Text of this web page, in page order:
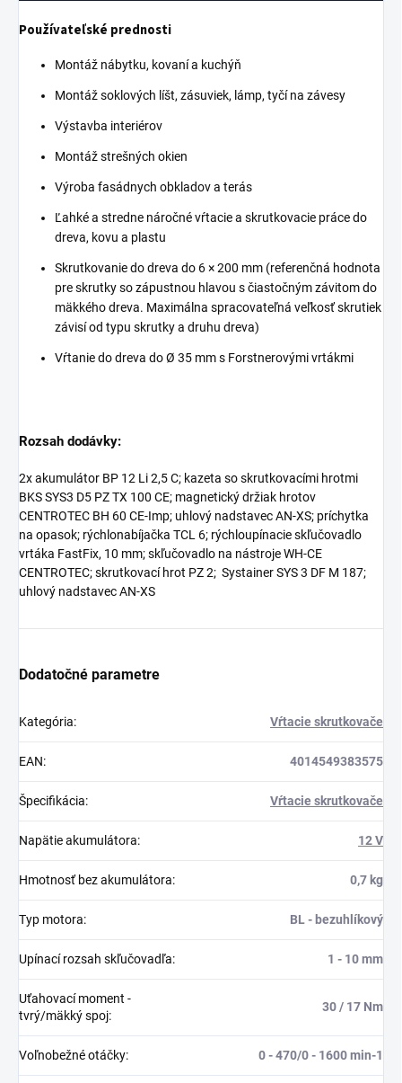
Používateľské prednosti
Montáž nábytku, kovaní a kuchýň
Montáž soklových líšt, zásuviek, lámp, tyčí na závesy
Výstavba interiérov
Montáž strešných okien
Výroba fasádnych obkladov a terás
Ľahké a stredne náročné vŕtacie a skrutkovacie práce do
dreva, kovu a plastu
Skrutkovanie do dreva do 6 × 200 mm (referenčná hodnota
pre skrutky so zápustnou hlavou s čiastočným závitom do
mäkkého dreva. Maximálna spracovateľná veľkosť skrutiek
závisí od typu skrutky a druhu dreva)
Vŕtanie do dreva do Ø 35 mm s Forstnerovými vrtákmi
Rozsah dodávky:
2x akumulátor BP 12 Li 2,5 C; kazeta so skrutkovacími hrotmi
BKS SYS3 D5 PZ TX 100 CE; magnetický držiak hrotov
CENTROTEC BH 60 CE-Imp; uhlový nadstavec AN-XS; príchytka
na opasok; rýchlonabíjačka TCL 6; rýchloupínacie skľučovadlo
vrtáka FastFix, 10 mm; skľučovadlo na nástroje WH-CE
CENTROTEC; skrutkovací hrot PZ 2; Systainer SYS 3 DF M 187;
uhlový nadstavec AN-XS
Dodatočné parametre
Kategória: Vŕtacie skrutkovače
EAN: 4014549383575
Špecifikácia: Vŕtacie skrutkovače
Napätie akumulátora: 12 V
Hmotnosť bez akumulátora: 0,7 kg
Typ motora: BL - bezuhlíkový
Upínací rozsah skľučovadľa: 1 - 10 mm
Uťahovací moment -
tvrý/mäkký spoj:
30 / 17 Nm
Voľnobežné otáčky: 0 - 470/0 - 1600 min-1